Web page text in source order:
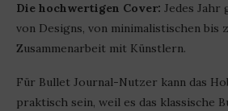
Die hochwertigen Cover: Jedes Jahr
von Designs, von minimalistischen bis
Zusammenarbeit mit Künstlern.
Für Bullet Journal-Nutzer kann das
praktisch sein, weil es das klassische